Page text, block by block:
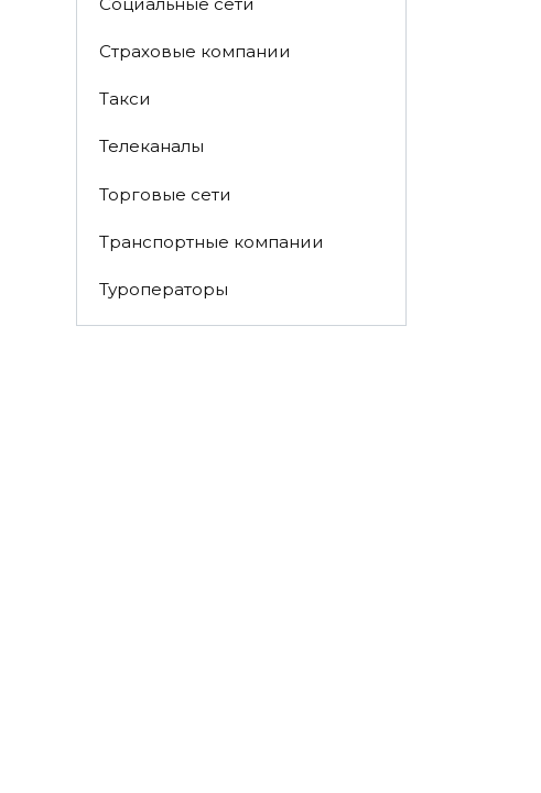
Страховые компании
Такси
Телеканалы
Торговые сети
Транспортные компании
Туроператоры